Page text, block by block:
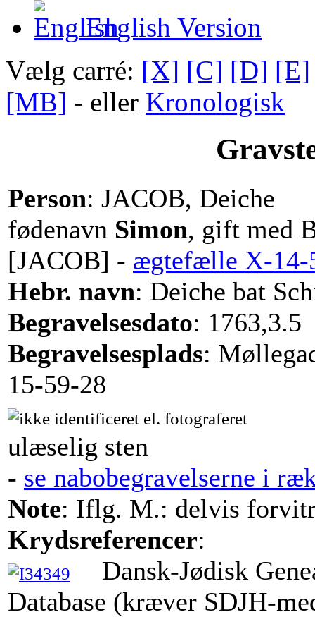
English Version
Vælg carré: [X] [C] [D] [E]
[MB] - eller Kronologisk
Person: JACOB, Deiche
fødenavn Simon, gift med
[JACOB] - ægtefælle X-14-
Hebr. navn: Deiche bat
Begravelsesdato: 1763,3.5
Begravelsesplads:
15-59-28
ulæselig sten
- se nabobegravelserne i
Note: Iflg. M.: delvis
Krydsreferencer:
Dansk-Jødisk
Database (kræver SDJH-